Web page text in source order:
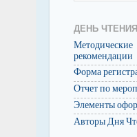
ДЕНЬ ЧТЕНИЯ
Методические
рекомендации
Форма
Отчет по
Элементы
Авторы Дня